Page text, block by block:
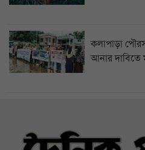
কলাপাড়া
আনার দাবিতে